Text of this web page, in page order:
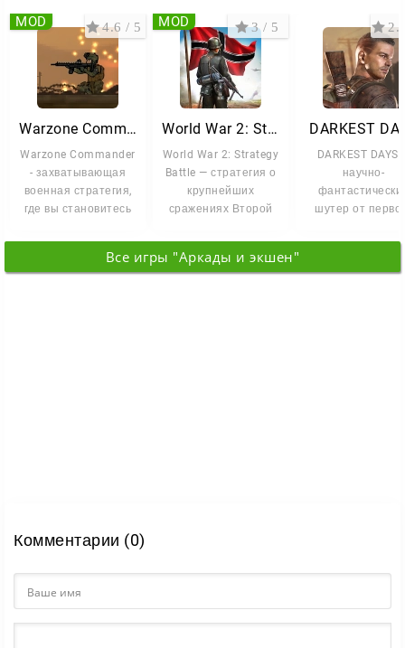
Warzone Commander
Warzone Commander
- захватывающая
военная стратегия,
где вы становитесь
элитной армией.
4.6 / 5
MOD
World War 2: Strategy Battle
World War 2: Strategy
Battle — стратегия о
крупнейших
сражениях Второй
контроль
3 / 5
MOD
DARKEST
DARKEST DAYS
научно-
шутер от
путешествиях
Все игры "Аркады и экшен"
Комментарии (0)